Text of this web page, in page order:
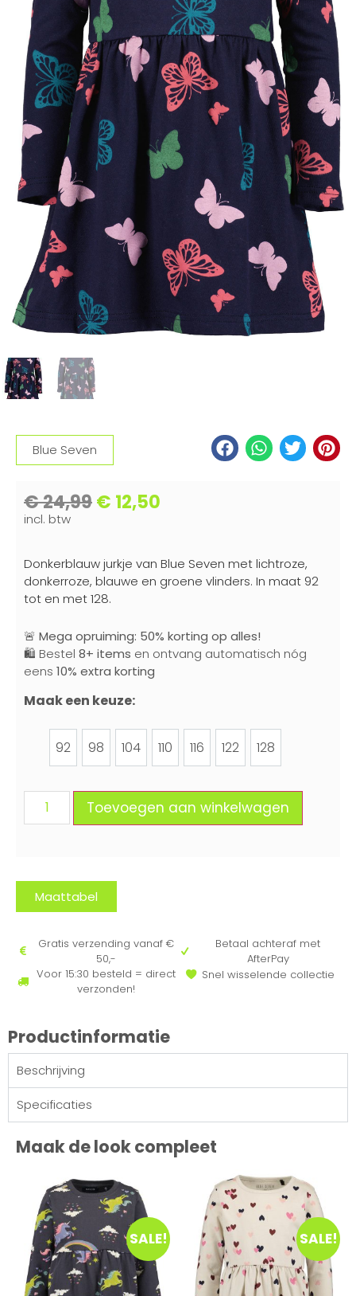
Blue Seven
€24,99€ 12,50
incl. btw
Donkerblauw jurkje van Blue Seven met lichtroze,
donkerroze, blauwe en groene vlinders. In maat 92
tot en met 128.
🚨 Mega opruiming: 50% korting op alles!
🛍️ Bestel 8+ items en ontvang automatisch nóg
eens 10% extra korting
Maak een keuze:
92
92
98
98
104
104
110
110
116
116
122
122
128
128
Toevoegen aan winkelwagen
Maattabel
Gratis verzending vanaf €
50,-
Voor 15:30 besteld = direct
verzonden!
Betaal achteraf met
AfterPay
Snel wisselende collectie
Productinformatie
Beschrijving
Specificaties
Maak de look compleet
SALE! SALE!